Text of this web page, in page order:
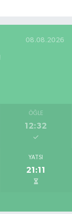
08.08.2026
ÖĞLE
12:32
YATSI
21:11